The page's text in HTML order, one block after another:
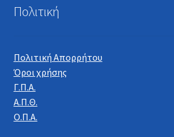
Πολιτική
Πολιτική Απορρήτου
Όροι χρήσης
Γ.Π.Α.
Α.Π.Θ.
Ο.Π.Α.